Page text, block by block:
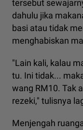
tersebut
dahulu jika
basi atau tidak
menghabiskan
"Lain kali, kalau
tu. Ini tidak...
wang RM10. Tak
rezeki," tulisnya
Menjengah